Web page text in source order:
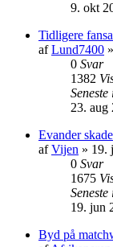
9. okt
Tidligere
afLund7400 »
0 Svar
1382
23. aug
Evander
afVijen » 19.
0 Svar
1675
19. jun
Byd på